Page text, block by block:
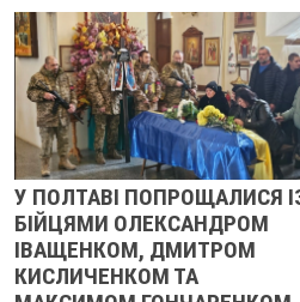
У ПОЛТАВІ ПОПРОЩАЛИСЯ ІЗ
БІЙЦЯМИ ОЛЕКСАНДРОМ
ІВАЩЕНКОМ, ДМИТРОМ
КИСЛИЧЕНКОМ ТА